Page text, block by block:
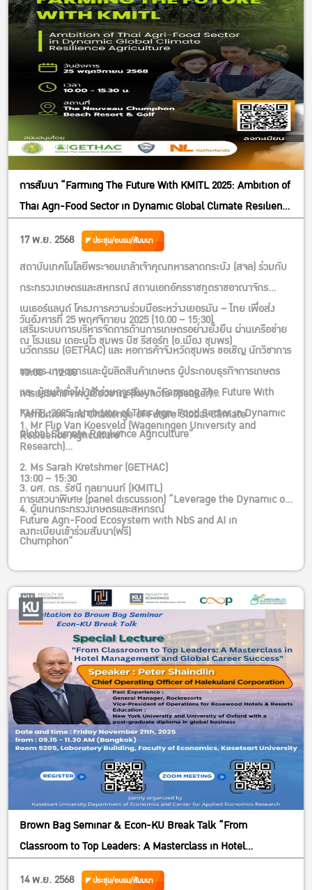
pwd=ktMft62H52QsbbzncrLbkuMIb6fybb.1
Meeting ID: 947 7517 2589
Passcode: 706749
Facebook live
https://www.facebook.com/economicskasetsart
สามารถลงทะเบียนเข้าร่วมที่ Link >>
https://forms.gle/7ptBK2aLwgRsYFWN7
คณะเศรษฐศาสตร์ มหาวิทยาลัยเกษตรศาสตร์
คณะเศรษฐศาสตร์จุฬาลงกรณ์มหาวิทยาลัย
คณะพัฒนาการเศรษฐกิจ สถาบันบัณฑิตพัฒนบริหารศาสตร์
Fair Finance Thailand และ เครือข่ายอากาศสะอาดประเทศไทย
การสัมนา “Farming The Future With KMITL 2025: Ambition of
Thai Agri-Food Sector in Dynamic Global Climate Resilience
17 พ.ย. 2568 ประชุม/อบรม/สัมมนา
สถาบันเทคโนโลยีพระจอมเกล้าเจ้าคุณทหารลาดกระบัง (สจล) ร่วมกับ
กระทรวงเกษตรและสหกรณ์ สถานเอกอัครราชทูตราชอาณาจักร
เนเธอร์แลนด์ โครงการความร่วมมือระหว่างเยอรมัน – ไทย เพื่อส่ง
เสริมระบบการบริหารจัดการด้านการเกษตรอย่างยั่งยืน ผ่านเครือข่าย
นวัตกรรม (GETHAC) และ หอการค้าจังหวัดชุมพร ขอเชิญ นักวิชาการ
เกษตร เกษตรกรและผู้ผลิตสินค้าเกษตร ผู้ประกอบธุรกิจการเกษตร
และ ผู้สนใจทั่วไป เข้าร่วมการสัมนา “Farming The Future With
KMITL 2025: Ambition of Thai Agri-Food Sector in Dynamic
Global Climate Resilience Agriculture”
วันอังคารที่ 25 พฤศจิกายน 2025 (10.00 – 15:30)
ณ โรงแรม เดอะนูโว ชุมพร บิช รีสอร์ท (อ.เมือง ชุมพร)
10:00 – 12:00
การบรรยายจากผู้เชี่ยวชาญ (keynote speaker)
“Ambition and Challenge of Future Global Climate
Resilience Agriculture”
1. Mr Flip Van Koesveld (Wageningen University and
Research)
2. Ms Sarah Kretshmer (GETHAC)
3. ผศ. ดร. รัชนี กุลยานนท์ (KMITL)
4. ผู้แทนกระทรวงเกษตรและสหกรณ์
13:00 – 15:30
การเสวนาพิเศษ (panel discussion) “Leverage the Dynamic of
Future Agri-Food Ecosystem with NbS and AI in
Chumphon”
– รศ. ดร. ลำแพน ขวัญพูล (สจล)
– รศ. ดร. ศรัญ ดวงสุวรรณ (สจล วิทยาเขตชุมพรเขตรอุดมศักดิ์)
– นพดล ไพรวัลย์ (สมาคมส่งเสริมดิจิตอลเพื่อการเกษตรและ
อุตสาหกรรม)
– ศรัณย์ สุขประวิทย์ (หอการค้าจังหวัดชุมพร)
– ผู้แทนกระทรวงเกษตรและสหกรณ์
– ผู้แทนเครือข่ายเกษตรกรชุมพร
ลงทะเบียนเข้าร่วมสัมนา(ฟรี)
Brown Bag Seminar & Econ-KU Break Talk “From
Classroom to Top Leaders: A Masterclass in Hotel
Management and Global Career Success”
14 พ.ย. 2568 ประชุม/อบรม/สัมมนา